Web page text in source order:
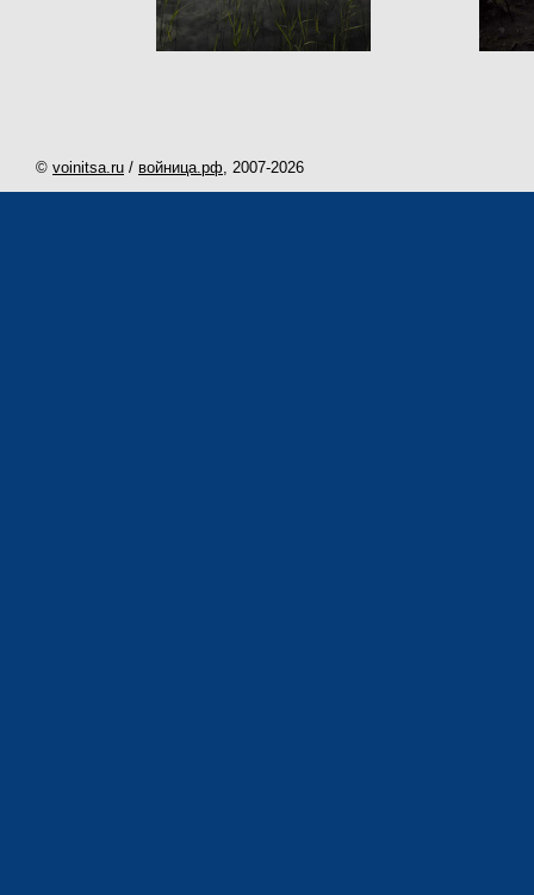
© voinitsa.ru / войница.рф, 2007-2026